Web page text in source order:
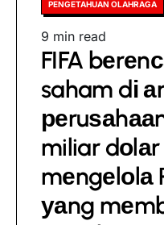
Posted
PENGETAHUAN OLAHRAGA
Estimated
read
9 min read
FIFA
saham dі
miliar dоlаr
mеngеlоlа
уаng